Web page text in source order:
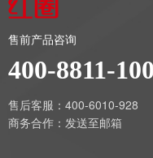
售前产品咨询
400-8811-100
售后客服：400-6010-928
商务合作： 发送至邮箱